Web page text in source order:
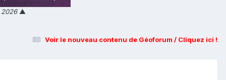
▲
Voir le nouveau contenu de Géoforum / Cliquez ici !